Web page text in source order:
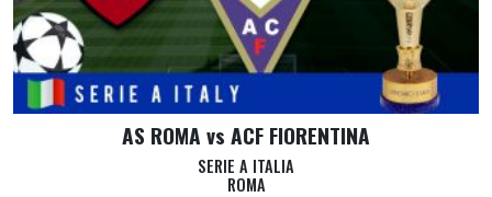
AS ROMA vs ACF FIORENTINA
SERIE A ITALIA
ROMA